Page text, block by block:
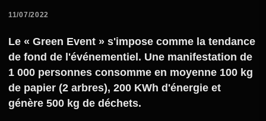
11/07/2022
Le « Green Event » s'impose comme la tendance
de fond de l'événementiel. Une manifestation de
1 000 personnes consomme en moyenne 100 kg
de papier (2 arbres), 200 KWh d'énergie et
génère 500 kg de déchets.